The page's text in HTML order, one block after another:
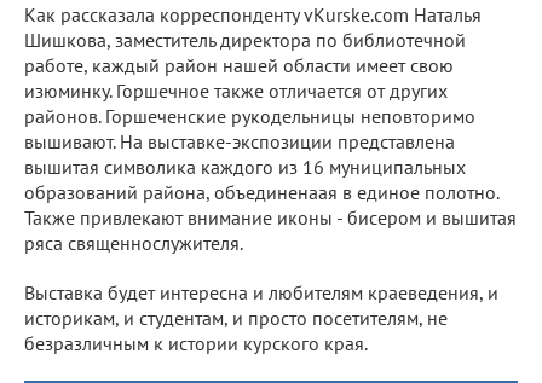
Как рассказала корреспонденту vKurske.com Наталья
Шишкова, заместитель директора по библиотечной
работе, каждый район нашей области имеет свою
изюминку. Горшечное также отличается от других
районов. Горшеченские рукодельницы неповторимо
вышивают. На выставке-экспозиции представлена
вышитая символика каждого из 16 муниципальных
образований района, объединенаая в единое полотно.
Также привлекают внимание иконы - бисером и вышитая
ряса священнослужителя.
Выставка будет интересна и любителям краеведения, и
историкам, и студентам, и просто посетителям, не
безразличным к истории курского края.